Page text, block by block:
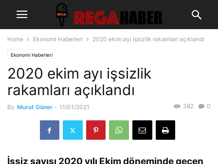
Home Ekonomi Haberleri 2020 ekim ayı işsizlik rakamları açıklandı
Ekonomi Haberleri
2020 ekim ayı işsizlik
rakamları açıklandı
By Murat Güner - 11/01/2021 0
382
İşsiz sayısı 2020 yılı Ekim döneminde geçen